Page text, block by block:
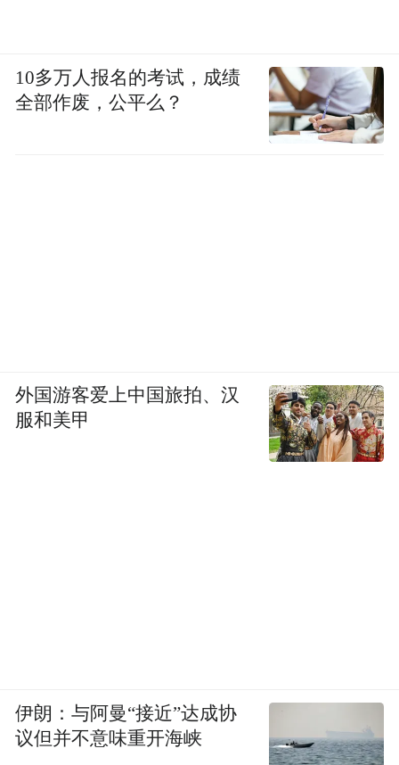
10多万人报名的考试，成绩
全部作废，公平么？
外国游客爱上中国旅拍、汉
服和美甲
伊朗：与阿曼“接近”达成协
议但并不意味重开海峡